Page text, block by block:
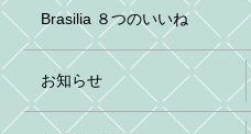
Brasilia ８つのいいね
お知らせ